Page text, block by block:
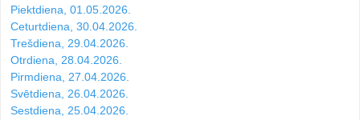
Piektdiena, 01.05.2026.
Ceturtdiena, 30.04.2026.
Trešdiena, 29.04.2026.
Otrdiena, 28.04.2026.
Pirmdiena, 27.04.2026.
Svētdiena, 26.04.2026.
Sestdiena, 25.04.2026.